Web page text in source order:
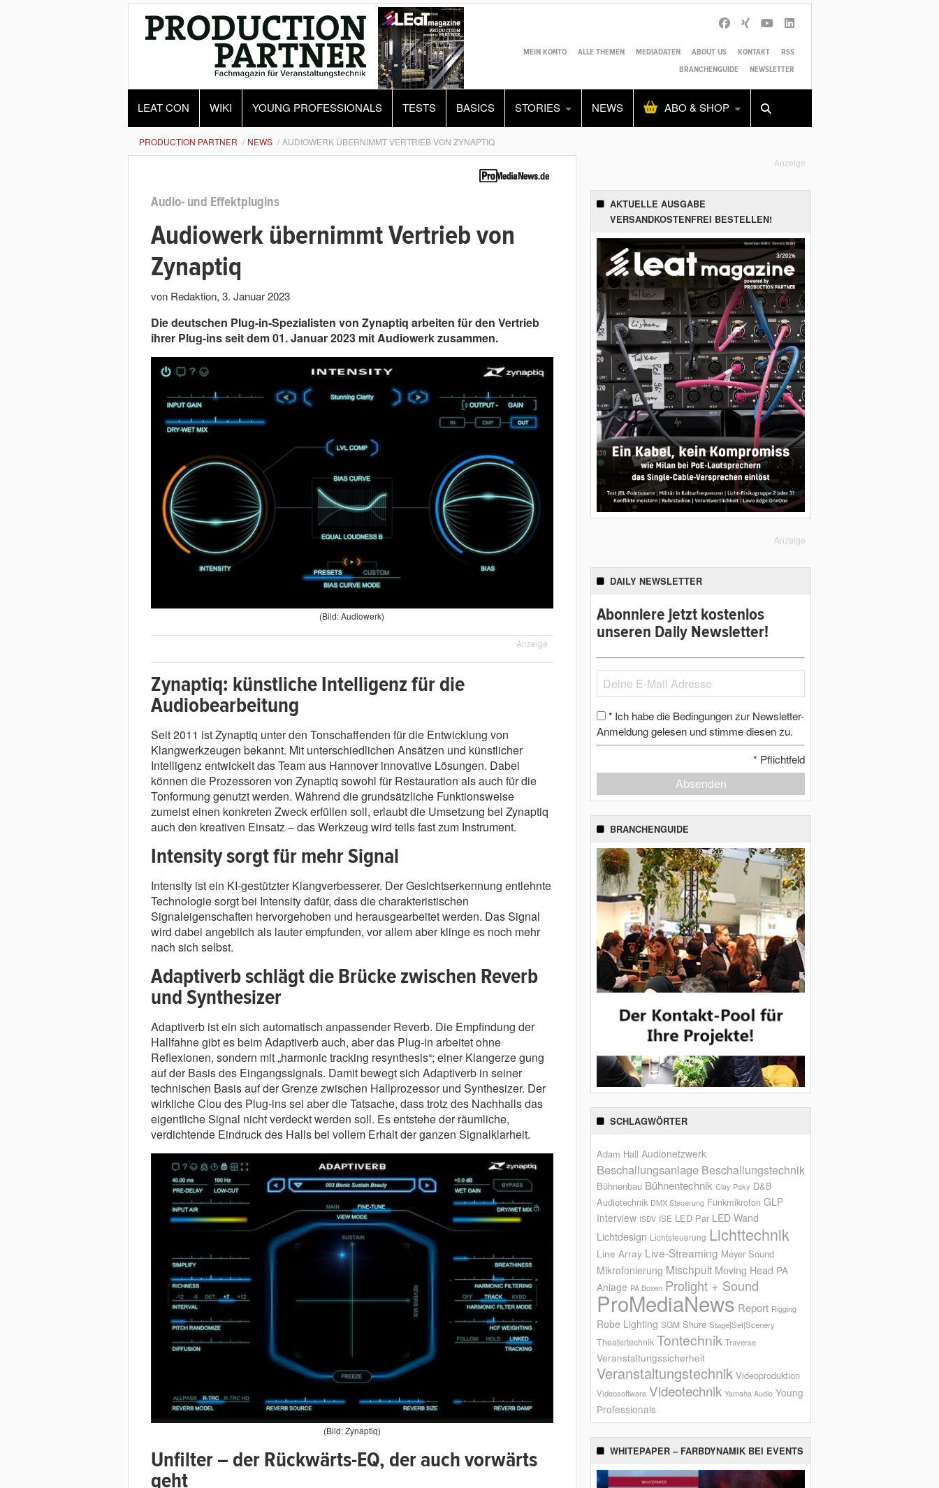
MEIN KONTO ALLE THEMEN MEDIADATEN ABOUT US KONTAKT
RSS
BRANCHENGUIDE
NEWSLETTER
LEAT CON WIKI YOUNG PROFESSIONALS TESTS BASICS STORIES NEWS ABO & SHOP
Alles Shop SUCHEN
PRODUCTION PARTNER NEWS AUDIOWERK ÜBERNIMMT VERTRIEB VON ZYNAPTIQ
Audio- und Effektplugins
Audiowerk übernimmt Vertrieb von
Zynaptiq
von Redaktion, 3. Januar 2023
Die deutschen Plug-in-Spezialisten von Zynaptiq arbeiten für den Vertrieb
ihrer Plug-ins seit dem 01. Januar 2023 mit Audiowerk zusammen.
(Bild: Audiowerk)
Anzeige
Zynaptiq: künstliche Intelligenz für die
Audiobearbeitung
Seit 2011 ist Zynaptiq unter den Tonschaffenden für die Entwicklung von
Klangwerkzeugen bekannt. Mit unterschiedlichen Ansätzen und künstlicher
Intelligenz entwickelt das Team aus Hannover innovative Lösungen. Dabei
können die Prozessoren von Zynaptiq sowohl für Restauration als auch für die
Tonformung genutzt werden. Während die grundsätzliche Funktionsweise
zumeist einen konkreten Zweck erfüllen soll, erlaubt die Umsetzung bei Zynaptiq
auch den kreativen Einsatz – das Werkzeug wird teils fast zum Instrument.
Intensity sorgt für mehr Signal
Intensity ist ein KI-gestützter Klangverbesserer. Der Gesichtserkennung entlehnte
Technologie sorgt bei Intensity dafür, dass die charakteristischen
Signaleigenschaften hervorgehoben und herausgearbeitet werden. Das Signal
wird dabei angeblich als lauter empfunden, vor allem aber klinge es noch mehr
nach sich selbst.
Adaptiverb schlägt die Brücke zwischen Reverb
und Synthesizer
Adaptiverb ist ein sich automatisch anpassender Reverb. Die Empfindung der
Hallfahne gibt es beim Adaptiverb auch, aber das Plug-in arbeitet ohne
Reflexionen, sondern mit „harmonic tracking resynthesis“; einer Klangerze gung
auf der Basis des Eingangssignals. Damit bewegt sich Adaptiverb in seiner
technischen Basis auf der Grenze zwischen Hallprozessor und Synthesizer. Der
wirkliche Clou des Plug-ins sei aber die Tatsache, dass trotz des Nachhalls das
eigentliche Signal nicht verdeckt werden soll. Es entstehe der räumliche,
verdichtende Eindruck des Halls bei vollem Erhalt der ganzen Signalklarheit.
(Bild: Zynaptiq)
Unfilter – der Rückwärts-EQ, der auch vorwärts
geht
Anzeige
AKTUELLE AUSGABE
VERSANDKOSTENFREI BESTELLEN!
Anzeige
DAILY NEWSLETTER
Abonniere jetzt kostenlos
unseren Daily Newsletter!
* Ich habe die Bedingungen zur Newsletter-
Anmeldung gelesen und stimme diesen zu.
* Pflichtfeld
Absenden
BRANCHENGUIDE
SCHLAGWÖRTER
Adam Hall Audionetzwerk
Beschallungsanlage Beschallungstechnik
Bühnenbau Bühnentechnik Clay Paky D&B
Audiotechnik DMX Steuerung Funkmikrofon GLP
Interview ISDV ISE LED Par LED Wand
Lichtdesign Lichtsteuerung Lichttechnik
Line Array Live-Streaming Meyer Sound
Mikrofonierung Mischpult Moving Head PA
Anlage PA Boxen Prolight + Sound
ProMediaNews Report Rigging
Robe Lighting SGM Shure Stage|Set|Scenery
Theatertechnik Tontechnik Traverse
Veranstaltungssicherheit
Veranstaltungstechnik Videoproduktion
Videosoftware Videotechnik Yamaha Audio Young
Professionals
WHITEPAPER – FARBDYNAMIK BEI EVENTS